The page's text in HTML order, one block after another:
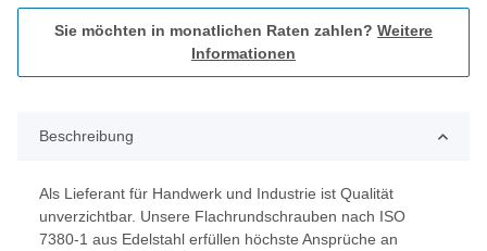
Sie möchten in monatlichen Raten zahlen? Weitere
Informationen
Beschreibung
Als Lieferant für Handwerk und Industrie ist Qualität
unverzichtbar. Unsere Flachrundschrauben nach ISO
7380-1 aus Edelstahl erfüllen höchste Ansprüche an